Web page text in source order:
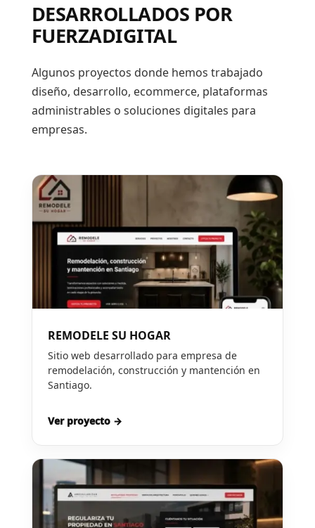
DESARROLLADOS POR
FUERZADIGITAL
Algunos proyectos donde hemos trabajado
diseño, desarrollo, ecommerce, plataformas
administrables o soluciones digitales para
empresas.
REMODELE SU HOGAR
Sitio web desarrollado para empresa de
remodelación, construcción y mantención en
Santiago.
Ver proyecto →